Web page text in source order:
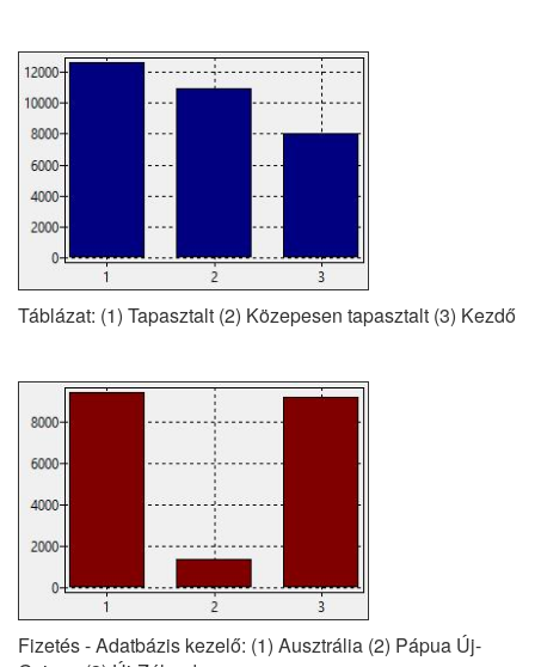
Táblázat: (1) Tapasztalt (2) Közepesen tapasztalt (3) Kezdő
Fizetés - Adatbázis kezelő: (1) Ausztrália (2) Pápua Új-